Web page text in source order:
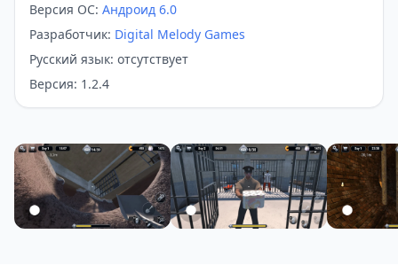
Версия ОС: Андроид 6.0
Разработчик: Digital Melody Games
Русский язык: отсутствует
Версия: 1.2.4